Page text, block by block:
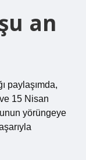
an
paylaşımda,
15 Nisan
yörüngeye